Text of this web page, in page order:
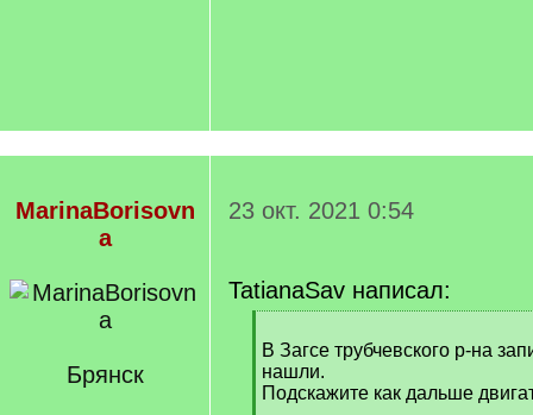
MarinaBorisovn
a
Брянск
23 окт. 2021 0:54
TatianaSav написал:
q
]
В Загсе трубчевского р-на
нашли.
Подскажите как дальше